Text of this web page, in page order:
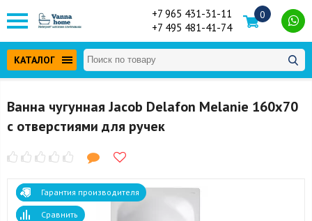
+7 965 431-31-11
+7 495 481-41-74
0
КАТАЛОГ
Ванна чугунная Jacob Delafon Melanie 160x70
с отверстиями для ручек
Гарантия производителя
Сравнить